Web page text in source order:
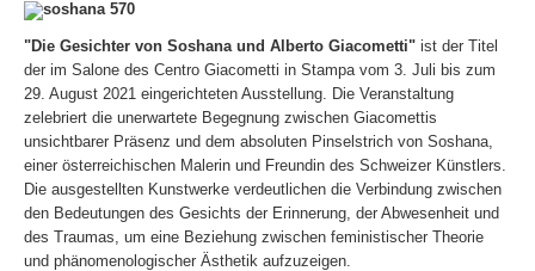
Sammlungen
Museen
"Die Gesichter von Soshana und Alberto Giacometti" ist der Titel
der im Salone des Centro Giacometti in Stampa vom 3. Juli bis zum
29. August 2021 eingerichteten Ausstellung. Die Veranstaltung
zelebriert die unerwartete Begegnung zwischen Giacomettis
unsichtbarer Präsenz und dem absoluten Pinselstrich von Soshana,
einer österreichischen Malerin und Freundin des Schweizer Künstlers.
Die ausgestellten Kunstwerke verdeutlichen die Verbindung zwischen
den Bedeutungen des Gesichts der Erinnerung, der Abwesenheit und
des Traumas, um eine Beziehung zwischen feministischer Theorie
und phänomenologischer Ästhetik aufzuzeigen.